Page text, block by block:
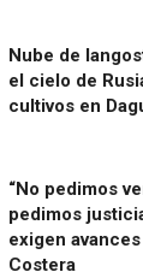
Nube de
el cielo de
cultivos en
“No pedimos
pedimos
exigen
Costera